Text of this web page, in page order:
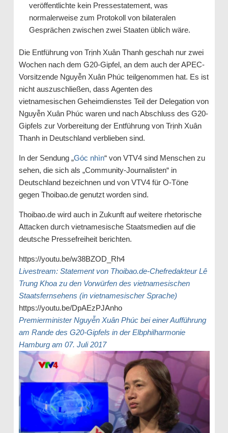
veröffentlichte kein Pressestatement, was
normalerweise zum Protokoll von bilateralen
Gesprächen zwischen zwei Staaten üblich wäre.
Die Entführung von Trịnh Xuân Thanh geschah nur zwei
Wochen nach dem G20-Gipfel, an dem auch der APEC-
Vorsitzende Nguyễn Xuân Phúc teilgenommen hat. Es ist
nicht auszuschließen, dass Agenten des
vietnamesischen Geheimdienstes Teil der Delegation von
Nguyễn Xuân Phúc waren und nach Abschluss des G20-
Gipfels zur Vorbereitung der Entführung von Trịnh Xuân
Thanh in Deutschland verblieben sind.
In der Sendung „Góc nhìn“ von VTV4 sind Menschen zu
sehen, die sich als „Community-Journalisten“ in
Deutschland bezeichnen und von VTV4 für O-Töne
gegen Thoibao.de genutzt worden sind.
Thoibao.de wird auch in Zukunft auf weitere rhetorische
Attacken durch vietnamesische Staatsmedien auf die
deutsche Pressefreiheit berichten.
https://youtu.be/w38BZOD_Rh4
Livestream: Statement von Thoibao.de-Chefredakteur Lê
Trung Khoa zu den Vorwürfen des vietnamesischen
Staatsfernsehens (in vietnamesischer Sprache)
https://youtu.be/DpAEzPJAnho
Premierminister Nguyễn Xuân Phúc bei einer Aufführung
am Rande des G20-Gipfels in der Elbphilharmonie
Hamburg am 07. Juli 2017